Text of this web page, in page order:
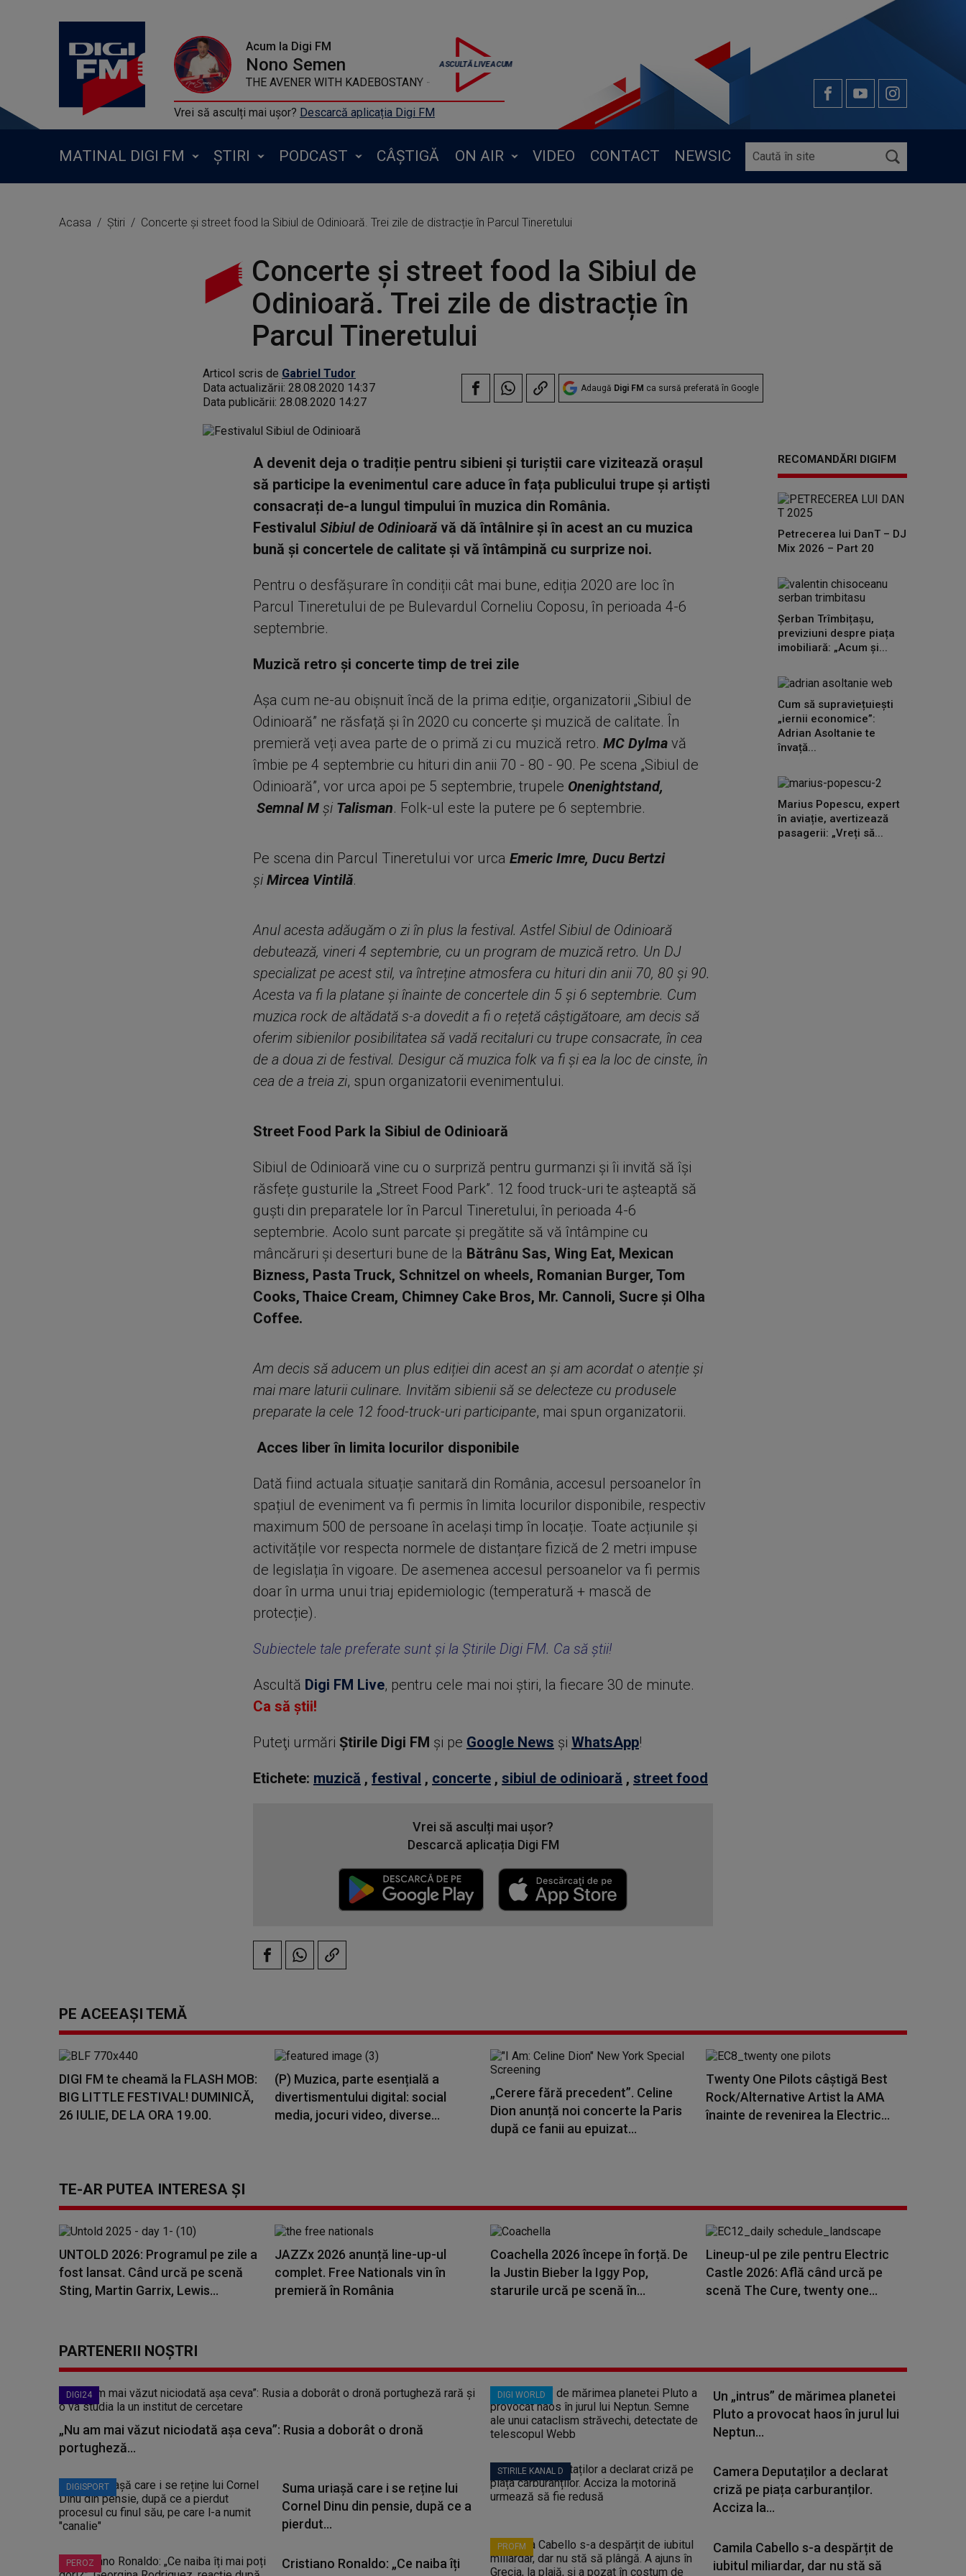
Acum la Digi FM
Nono Semen
THE AVENER WITH KADEBOSTANY - Castle in the snow
Vrei să asculți mai ușor? Descarcă aplicația Digi FM
MATINAL DIGI FM ȘTIRI PODCAST CÂȘTIGĂ ON AIR VIDEO CONTACT NEWSIC
Acasa Știri Concerte și street food la Sibiul de Odinioară. Trei zile de distracție în Parcul Tineretului
Concerte și street food la Sibiul de
Odinioară. Trei zile de distracție în
Parcul Tineretului
Articol scris de Gabriel Tudor
Data actualizării: 28.08.2020 14:37
Data publicării: 28.08.2020 14:27
Adaugă Digi FM ca sursă preferată în Google
A devenit deja o tradiție pentru sibieni și turiștii care vizitează orașul
să participe la evenimentul care aduce în fața publicului trupe și artiști
consacrați de-a lungul timpului în muzica din România.
Festivalul Sibiul de Odinioară vă dă întâlnire și în acest an cu muzica
bună și concertele de calitate și vă întâmpină cu surprize noi.
Pentru o desfășurare în condiții cât mai bune, ediția 2020 are loc în
Parcul Tineretului de pe Bulevardul Corneliu Coposu, în perioada 4-6
septembrie.
Muzică retro și concerte timp de trei zile
Așa cum ne-au obișnuit încă de la prima ediție, organizatorii „Sibiul de
Odinioară” ne răsfață și în 2020 cu concerte și muzică de calitate. În
premieră veți avea parte de o primă zi cu muzică retro. MC Dylmavă
îmbie pe 4 septembrie cu hituri din anii 70 - 80 - 90. Pe scena „Sibiul de
Odinioară”, vor urca apoi pe 5 septembrie, trupele Onenightstand,
Semnal M și Talisman. Folk-ul este la putere pe 6 septembrie.
Pe scena din Parcul Tineretului vor urca Emeric Imre, Ducu Bertzi
și Mircea Vintilă.
Anul acesta adăugăm o zi în plus la festival. Astfel Sibiul de Odinioară
debutează, vineri 4 septembrie, cu un program de muzică retro. Un DJ
specializat pe acest stil, va întreține atmosfera cu hituri din anii 70, 80 și 90.
Acesta va fi la platane și înainte de concertele din 5 și 6 septembrie. Cum
muzica rock de altădată s-a dovedit a fi o rețetă câștigătoare, am decis să
oferim sibienilor posibilitatea să vadă recitaluri cu trupe consacrate, în cea
de a doua zi de festival. Desigur că muzica folk va fi și ea la loc de cinste, în
cea de a treia zi, spun organizatorii evenimentului.
Street Food Park la Sibiul de Odinioară
Sibiul de Odinioară vine cu o surpriză pentru gurmanzi și îi invită să își
răsfețe gusturile la „Street Food Park”. 12 food truck-uri te așteaptă să
guști din preparatele lor în Parcul Tineretului, în perioada 4-6
septembrie. Acolo sunt parcate și pregătite să vă întâmpine cu
mâncăruri și deserturi bune de la Bătrânu Sas, Wing Eat, Mexican
Bizness, Pasta Truck, Schnitzel on wheels, Romanian Burger, Tom
Cooks, Thaice Cream, Chimney Cake Bros, Mr. Cannoli, Sucre și Olha
Coffee.
Am decis să aducem un plus ediției din acest an și am acordat o atenție și
mai mare laturii culinare. Invităm sibienii să se delecteze cu produsele
preparate la cele 12 food-truck-uri participante, mai spun organizatorii.
Acces liber în limita locurilor disponibile
Dată fiind actuala situație sanitară din România, accesul persoanelor în
spațiul de eveniment va fi permis în limita locurilor disponibile, respectiv
maximum 500 de persoane în același timp în locație. Toate acțiunile și
activitățile vor respecta normele de distanțare fizică de 2 metri impuse
de legislația în vigoare. De asemenea accesul persoanelor va fi permis
doar în urma unui triaj epidemiologic (temperatură + mască de
protecție).
Subiectele tale preferate sunt și la Știrile Digi FM. Ca să știi!
Ascultă Digi FM Live, pentru cele mai noi știri, la fiecare 30 de minute.
Ca să știi!
Puteţi urmări Știrile Digi FM şi pe Google News şi WhatsApp!
Etichete: muzică , festival , concerte, sibiul de odinioară , street food
Vrei să asculți mai ușor?
Descarcă aplicația Digi FM
RECOMANDĂRI DIGIFM
Petrecerea lui DanT – DJ
Mix 2026 – Part 20
Șerban Trîmbițașu,
previziuni despre piața
imobiliară: „Acum și...
Cum să supraviețuiești
„iernii economice”:
Adrian Asoltanie te
învață...
Marius Popescu, expert
în aviație, avertizează
pasagerii: „Vreți să...
PE ACEEAȘI TEMĂ
DIGI FM te cheamă la FLASH MOB:
BIG LITTLE FESTIVAL! DUMINICĂ,
26 IULIE, DE LA ORA 19.00.
(P) Muzica, parte esențială a
divertismentului digital: social
media, jocuri video, diverse...
„Cerere fără precedent”. Celine
Dion anunță noi concerte la Paris
după ce fanii au epuizat...
Twenty One Pilots câștigă Best
Rock/Alternative Artist la AMA
înainte de revenirea la Electric...
TE-AR PUTEA INTERESA ȘI
UNTOLD 2026: Programul pe zile a
fost lansat. Când urcă pe scenă
Sting, Martin Garrix, Lewis...
JAZZx 2026 anunță line-up-ul
complet. Free Nationals vin în
premieră în România
Coachella 2026 începe în forță. De
la Justin Bieber la Iggy Pop,
starurile urcă pe scenă în...
Lineup-ul pe zile pentru Electric
Castle 2026: Află când urcă pe
scenă The Cure, twenty one...
PARTENERII NOȘTRI
DIGI24
„Nu am mai văzut niciodată așa ceva”: Rusia a doborât o dronă
portugheză...
DIGISPORT
Suma uriașă care i se reține lui
Cornel Dinu din pensie, după ce a
pierdut...
PEROZ
Cristiano Ronaldo: „Ce naiba îți
DIGI WORLD
Un „intrus” de mărimea planetei
Pluto a provocat haos în jurul lui
Neptun...
STIRILE KANAL D
Camera Deputaților a declarat
criză pe piața carburanților.
Acciza la...
PROFM
Camila Cabello s-a despărțit de
iubitul miliardar, dar nu stă să